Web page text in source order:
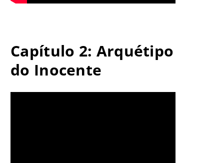
Capítulo 2: Arquétipo
do Inocente